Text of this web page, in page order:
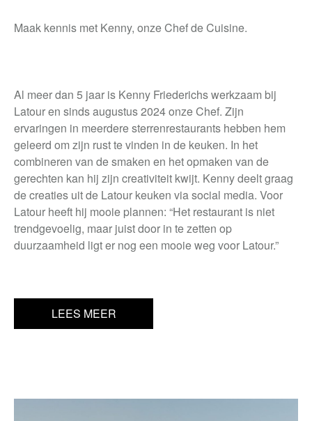
Maak kennis met Kenny, onze Chef de Cuisine.
Al meer dan 5 jaar is Kenny Friederichs werkzaam bij
Latour en sinds augustus 2024 onze Chef. Zijn
ervaringen in meerdere sterrenrestaurants hebben hem
geleerd om zijn rust te vinden in de keuken. In het
combineren van de smaken en het opmaken van de
gerechten kan hij zijn creativiteit kwijt. Kenny deelt graag
de creaties uit de Latour keuken via social media. Voor
Latour heeft hij mooie plannen: “Het restaurant is niet
trendgevoelig, maar juist door in te zetten op
duurzaamheid ligt er nog een mooie weg voor Latour.”
LEES MEER